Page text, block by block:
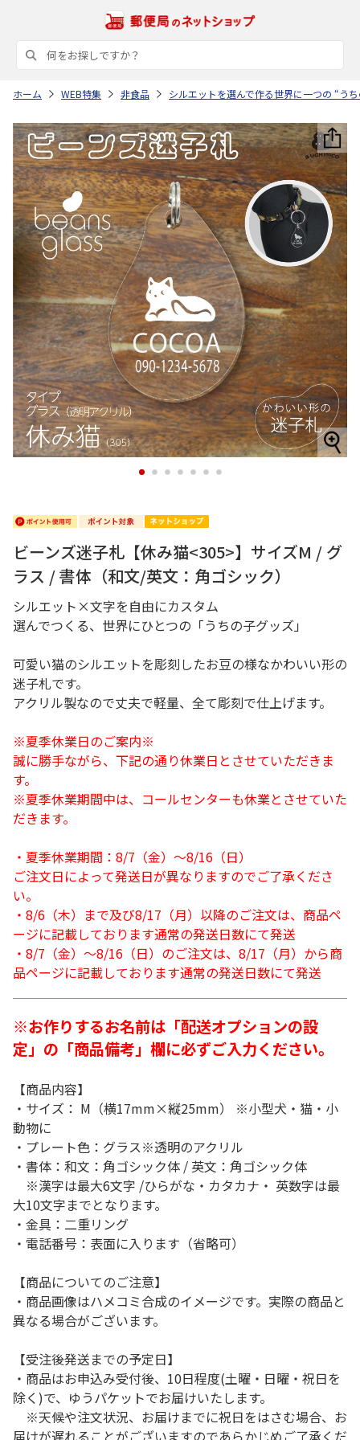
ホーム WEB特集 非食品 シルエットを選んで作る世界に一つの “う
1 2 3 4 5 6 7
ビーンズ迷子札【休み猫<305>】サイズM / グ
ラス / 書体（和文/英文：角ゴシック）
シルエット×文字を自由にカスタム
選んでつくる、世界にひとつの「うちの子グッズ」
可愛い猫のシルエットを彫刻したお豆の様なかわいい形の
迷子札です。
アクリル製なので丈夫で軽量、全て彫刻で仕上げます。
※夏季休業日のご案内※
誠に勝手ながら、下記の通り休業日とさせていただきま
す。
※夏季休業期間中は、コールセンターも休業とさせていた
だきます。
・夏季休業期間：8/7（金）～8/16（日）
ご注文日によって発送日が異なりますのでご了承くださ
い。
・8/6（木）まで及び8/17（月）以降のご注文は、商品ペ
ージに記載しております通常の発送日数にて発送
・8/7（金）～8/16（日）のご注文は、8/17（月）から商
品ページに記載しております通常の発送日数にて発送
※お作りするお名前は「配送オプションの設
定」の「商品備考」欄に必ずご入力ください。
【商品内容】
・サイズ： M（横17mm×縦25mm） ※小型犬・猫・小
動物に
・プレート色：グラス※透明のアクリル
・書体：和文：角ゴシック体 / 英文：角ゴシック体
※漢字は最大6文字 /ひらがな・カタカナ・ 英数字は最
大10文字までとなります。
・金具：二重リング
・電話番号：表面に入ります（省略可）
【商品についてのご注意】
・商品画像はハメコミ合成のイメージです。実際の商品と
異なる場合がございます。
【受注後発送までの予定日】
・商品はお申込み受付後、10日程度(土曜・日曜・祝日を
除く)で、ゆうパケットでお届けいたします。
※天候や注文状況、お届けまでに祝日をはさむ場合、お
届けが遅れることがございますのであらかじめご了承くだ